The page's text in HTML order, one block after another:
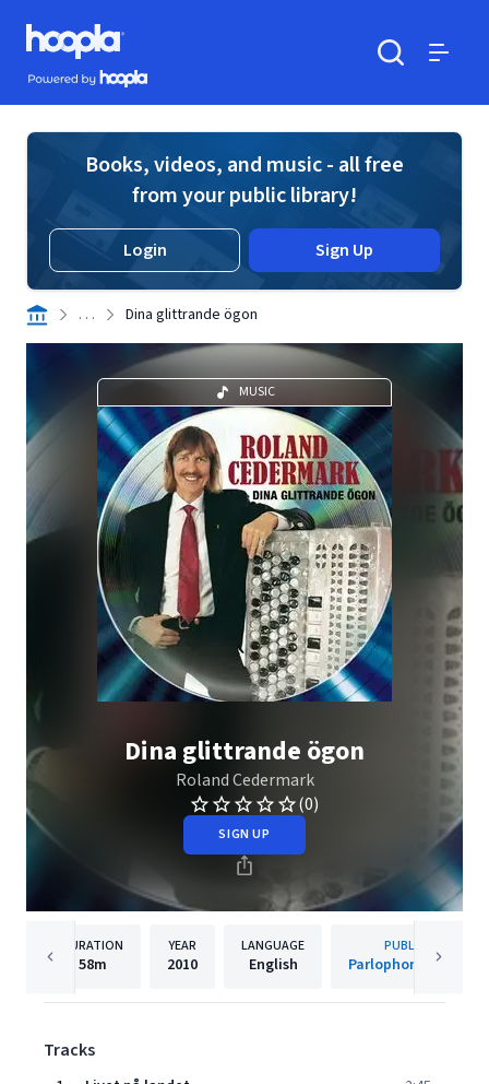
Skip to main content
Hoopla logo
Powered by Hoopla
Books, videos, and music - all free
from your public library!
Login Sign Up
. . . Dina glittrande ögon
MUSIC
Dina glittrande ögon
Roland Cedermark
(0)
SIGN UP
DURATION
58m
YEAR
2010
LANGUAGE
English
PUBLISHER
Parlophone Sweden
Tracks